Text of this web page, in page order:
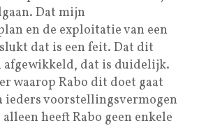
Dat mijn
en de exploitatie van een
dat is een feit. Dat dit
afgewikkeld, dat is duidelijk.
waarop Rabo dit doet gaat
voorstellingsvermogen
heeft Rabo geen enkele